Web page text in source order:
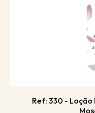
Ref: 330 - Loção